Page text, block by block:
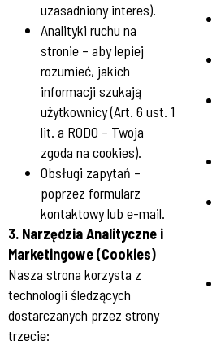
uzasadniony interes).
Analityki ruchu na
stronie – aby lepiej
rozumieć, jakich
informacji szukają
użytkownicy (Art. 6 ust. 1
lit. a RODO – Twoja
zgoda na cookies).
Obsługi zapytań –
poprzez formularz
kontaktowy lub e-mail.
3. Narzędzia Analityczne i
Marketingowe (Cookies)
Nasza strona korzysta z
technologii śledzących
dostarczanych przez strony
trzecie: